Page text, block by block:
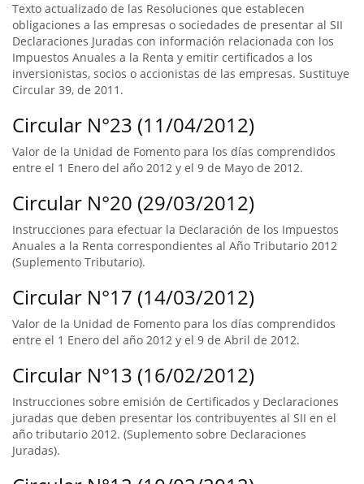
Texto actualizado de las Resoluciones que establecen
obligaciones a las empresas o sociedades de presentar al SII
Declaraciones Juradas con información relacionada con los
Impuestos Anuales a la Renta y emitir certificados a los
inversionistas, socios o accionistas de las empresas. Sustituye
Circular 39, de 2011.
Circular N°23 (11/04/2012)
Valor de la Unidad de Fomento para los días comprendidos
entre el 1 Enero del año 2012 y el 9 de Mayo de 2012.
Circular N°20 (29/03/2012)
Instrucciones para efectuar la Declaración de los Impuestos
Anuales a la Renta correspondientes al Año Tributario 2012
(Suplemento Tributario).
Circular N°17 (14/03/2012)
Valor de la Unidad de Fomento para los días comprendidos
entre el 1 Enero del año 2012 y el 9 de Abril de 2012.
Circular N°13 (16/02/2012)
Instrucciones sobre emisión de Certificados y Declaraciones
juradas que deben presentar los contribuyentes al SII en el
año tributario 2012. (Suplemento sobre Declaraciones
Juradas).